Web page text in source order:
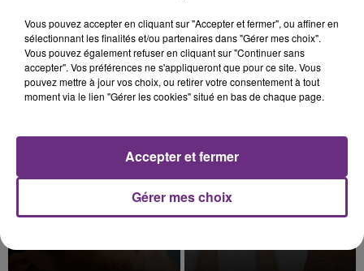
INDOCHINE
Les Nouveaux Soleils
RIHANNA FEAT. CALVIN HARRIS
We Found Love
10h41
10h41 10h38
10h38
Vous pouvez accepter en cliquant sur "Accepter et fermer", ou affiner en
sélectionnant les finalités et/ou partenaires dans "Gérer mes choix".
Vous pouvez également refuser en cliquant sur "Continuer sans
accepter". Vos préférences ne s'appliqueront que pour ce site. Vous
pouvez mettre à jour vos choix, ou retirer votre consentement à tout
moment via le lien "Gérer les cookies" situé en bas de chaque page.
Gérer mes choix
Accepter et fermer